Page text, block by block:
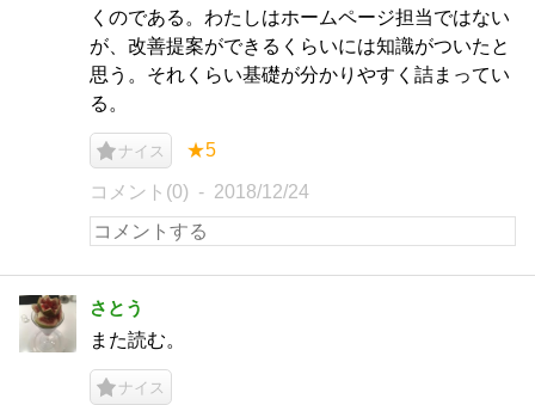
くのである。わたしはホームページ担当ではない
が、改善提案ができるくらいには知識がついたと
思う。それくらい基礎が分かりやすく詰まってい
る。
ナイス ★5
コメント(0) 2018/12/24
さとう
また読む。
ナイス